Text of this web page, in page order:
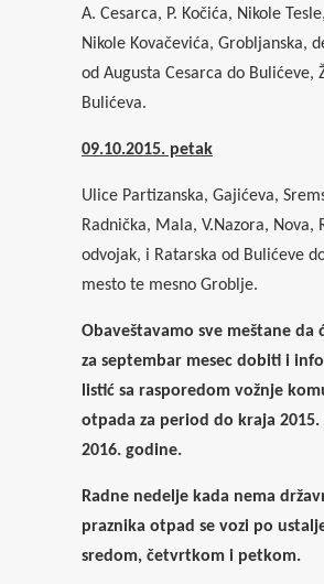
A. Cesarca, P. Kočića, Nikole
Nikole Kovačevića, Grobljanska,
od Augusta Cesarca do Bulićeve,
Bulićeva.
09.10.2015. petak
Ulice Partizanska, Gajićeva,
Radnička, Mala, V.Nazora, Nova,
odvojak, i Ratarska od Bulićeve
mesto te mesno Groblje.
Obaveštavamo sve meštane da
za septembar mesec dobiti i
listić sa rasporedom vožnje
otpada za period do kraja
2016. godine.
Radne nedelje kada nema
praznika otpad se vozi po
sredom, četvrtkom i petkom.